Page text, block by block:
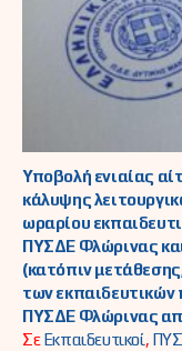
Υποβολή ενιαίας
κάλυψης
ωραρίου
ΠΥΣΔΕ Φλώρινας
(κατόπιν
των εκπαιδευτικών
ΠΥΣΔΕ Φλώρινας
ΣεΕκπαιδευτικοί,